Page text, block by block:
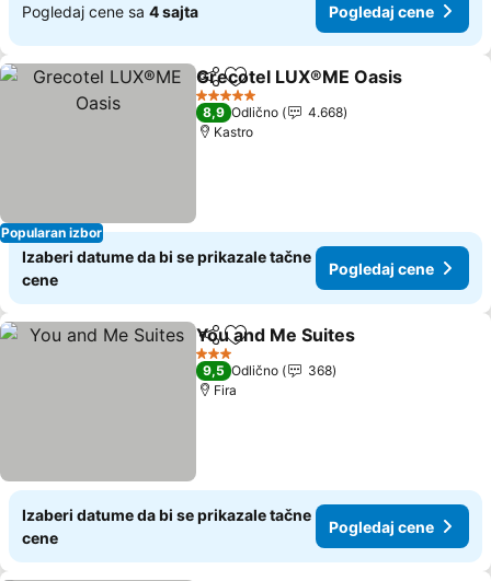
Pogledaj cene sa 4 sajta Pogledaj cene
Popularan izbor
Deli Dodati u favorite
Grecotel LUX®ME Oasis
5 Zvezdice
8,9 Odlično
4.668
Kastro
Izaberi datume da bi se prikazale tačne
cene
Pogledaj cene
Deli Dodati u favorite
You and Me Suites
3 Zvezdice
9,5 Odlično
368
Fira
Izaberi datume da bi se prikazale tačne
cene
Pogledaj cene